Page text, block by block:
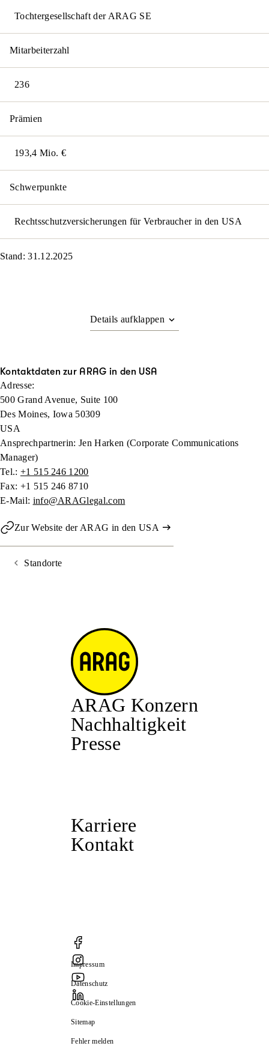
Tochtergesellschaft der ARAG SE
Mitarbeiterzahl
236
Prämien
193,4 Mio. €
Schwerpunkte
Rechtsschutzversicherungen für Verbraucher in den USA
Stand: 31.12.2025
Kontaktdaten zur ARAG in den USA
Adresse:
500 Grand Avenue, Suite 100
Des Moines, Iowa 50309
USA
Ansprechpartnerin: Jen Harken (Corporate Communications
Manager)
Tel.: +1 515 246 1200
Fax: +1 515 246 8710
E-Mail: info@ARAGlegal.com
Zur Website der ARAG in den USA
Standorte
ARAG Konzern
Nachhaltigkeit
Presse
Karriere
Kontakt
Impressum
Datenschutz
Cookie-Einstellungen
Sitemap
Fehler melden